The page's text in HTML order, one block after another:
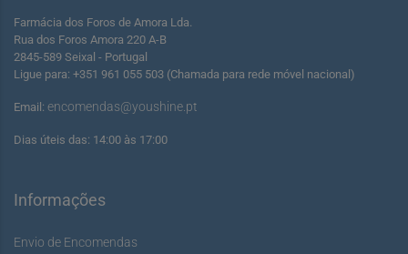
Farmácia dos Foros de Amora Lda.
Rua dos Foros Amora 220 A-B
2845-589 Seixal - Portugal
Ligue para: +351 961 055 503 (Chamada para rede móvel nacional)
Email: encomendas@youshine.pt
Dias úteis das: 14:00 às 17:00
Informações
Envio de Encomendas